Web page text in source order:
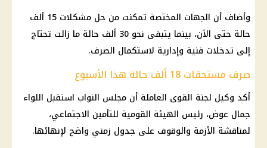
وأضاف أن الجهات المختصة تمكنت من حل مشكلات 15 ألف
حالة حتى الآن، بينما يتبقى نحو 30 ألف حالة ما زالت تحتاج
إلى تدخلات فنية وإدارية لاستكمال الصرف.
صرف مستحقات 18 ألف حالة هذا الأسبوع
أكد وكيل لجنة القوى العاملة أن مجلس النواب استقبل اللواء
جمال عوض، رئيس الهيئة القومية للتأمين الاجتماعي،
لمناقشة الأزمة والوقوف على جدول زمني واضح لإنهائها.